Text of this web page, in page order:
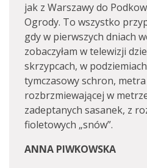
jak z Warszawy do
Ogrody. To wszystko
gdy w pierwszych dniach
zobaczyłam w telewizji
skrzypcach, w
tymczasowy schron,
rozbrzmiewającej w
zadeptanych sasanek, z
fioletowych „snów”.
ANNA PIWKOWSKA